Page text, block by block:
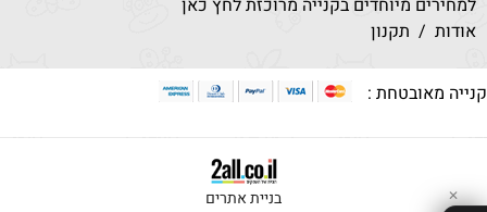
למחירים מיוחדים בקנייה מרוכזת לחץ כאן
אודות/ תקנון
מאובטחת :
בניית אתרים ✕